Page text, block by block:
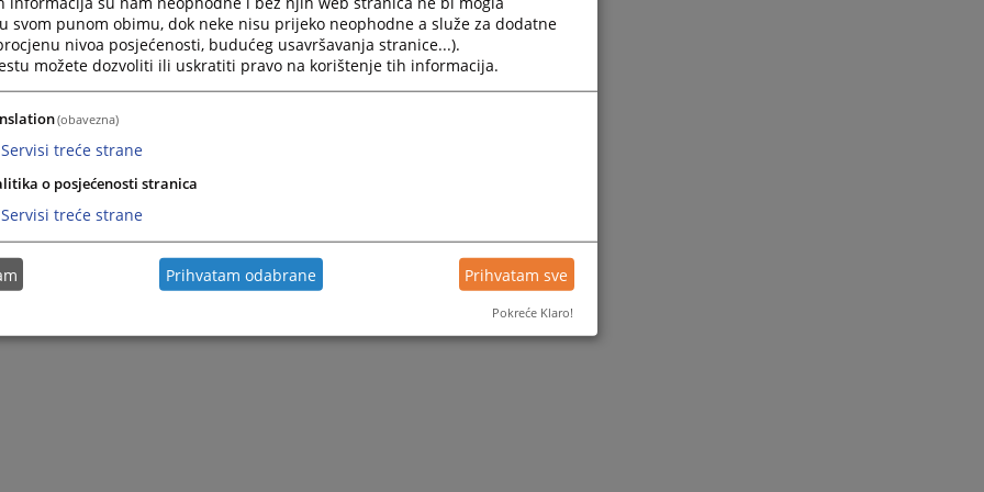
svom punom obimu, dok neke nisu prijeko neophodne a služe za dodatne
nivoa posjećenosti, budućeg usavršavanja stranice...).
možete dozvoliti ili uskratiti pravo na korištenje tih informacija.
(obavezna)
Servisi treće strane
o posjećenosti stranica
Servisi treće strane
Prihvatam odabrane Prihvatam sve
Pokreće Klaro!